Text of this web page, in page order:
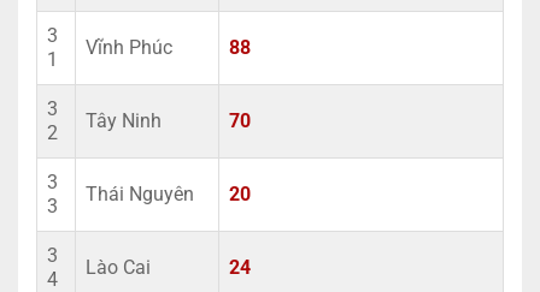
3
1
Vĩnh Phúc 88
3
2
Tây Ninh 70
3
3
Thái Nguyên 20
3
4
Lào Cai 24